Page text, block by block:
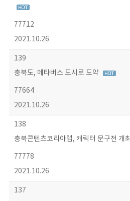
77712
2021.10.26
139
충북도, 메타버스 도시로 도약
77664
2021.10.26
138
충북콘텐츠코리아랩, 캐릭터 문구전 개최
77778
2021.10.26
137